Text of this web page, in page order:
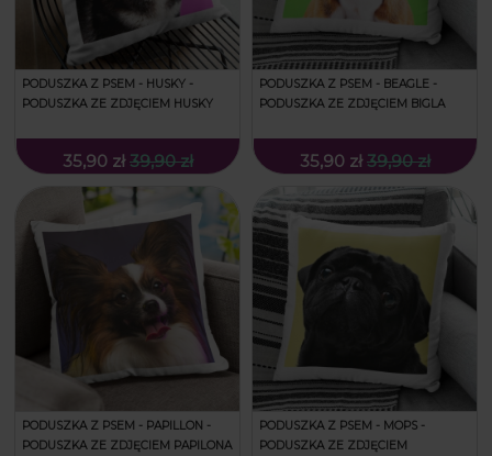
PODUSZKA Z PSEM - HUSKY -
PODUSZKA ZE ZDJĘCIEM HUSKY
35,90 zł 39,90 zł
PODUSZKA Z PSEM - BEAGLE -
PODUSZKA ZE ZDJĘCIEM BIGLA
35,90 zł 39,90 zł
PODUSZKA Z PSEM - PAPILLON -
PODUSZKA ZE ZDJĘCIEM PAPILONA
PODUSZKA Z PSEM - MOPS -
PODUSZKA ZE ZDJĘCIEM